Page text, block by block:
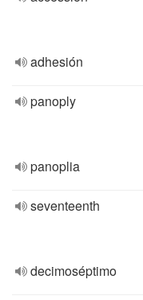
adhesión
panoply
panoplia
seventeenth
decimoséptimo